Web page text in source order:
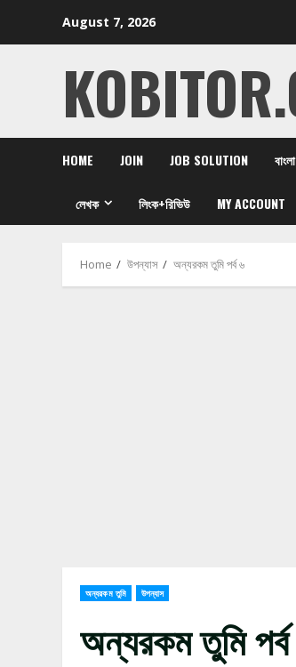
August 7, 2026
HOME JOIN JOB SOLUTION
লেখক লিংক+রিভিউ MY ACCOUNT
Home উপন্যাস অন্যরকম তুমি পর্ব ৬
অন্যরকম তুমি উপন্যাস
অন্যরকম তুমি